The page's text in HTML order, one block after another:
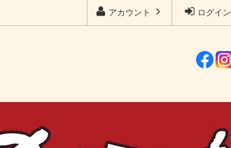
ログイン
アカウント